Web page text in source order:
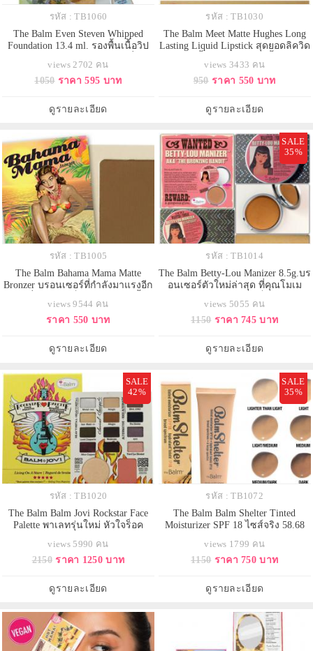
รหัส : TB1060
The Balm Even Steven Whipped
Foundation 13.4 ml. รองพื้นเนื้อวิป
ทำให้คุณตกหลุมรักในสัมผัสที่นุ่มลื่น
รองพื้นเนื้อมูส ให้สัมผัสนุ่ม บางเบา
ร้อนอย่างบ้านเรา ไม่เหนียวเหนอะ
views 2702 คน
1050 ราคา 595 บาท
ดูรายละเอียด
รหัส : TB1030
The Balm Meet Matte Hughes Long
Lasting Liquid Lipstick สุดยอดลิควิด
ทนเพื่อความมั่นใจได้ยาวนานตลอด
ทั้งวัน กันน้ำ ติดทนสุดๆ ทาแล้วรู้สึก
ผสมของเมนทอล มาพร้อมกลิ่นวานิล
views 3433 คน
950 ราคา 550 บาท
ดูรายละเอียด
รหัส : TB1005
The Balm Bahama Mama Matte
Bronzer บรอนเซอร์ที่กำลังมาแรงอีก
แมทโปร่งแสง ยอดนิยม สร้างมิติให้
กับใบหน้าดูเรียว และให้จมูกคุณดู
บกพร่องของรูปทรงบนใบหน้าอย่างดี
เยี่ยม ทำให้การแต่งหน้
views 9544 คน
ราคา 550 บาท
ดูรายละเอียด
SALE
35%
รหัส : TB1014
The Balm Betty-Lou Manizer 8.5g.บร
อนเซอร์ตัวใหม่ล่าสุด ที่คุณโมเม
ได้ สำหรับคนที่ชอบแนวสีแทนยอด
นิยมกับการทำเฉดดิ้งให้หน้าเล็ก
ไม่ต้องศัลยกรรมสีน้ำตาลวิ้งนิดๆ
เพื่อให้ผิวดูสุขภาพดีย
views 5055 คน
1150 ราคา 745 บาท
ดูรายละเอียด
SALE
42%
รหัส : TB1020
The Balm Balm Jovi Rockstar Face
Palette พาเลทรุ่นใหม่ หัวใจร็อค
ไฮไลท์ บรัชออนสีพีช หวานนิด ๆ
เปรี้ยวหน่อย ๆ ความมหัศจรรย์
ชิค Milly และ Vanilla ปรับลุคให้สวย
views 5990 คน
2150 ราคา 1250 บาท
ดูรายละเอียด
SALE
35%
รหัส : TB1072
The Balm Balm Shelter Tinted
Moisturizer SPF 18 ไซส์จริง 58.68
รองพื้น เนื้อบางเบา สำหรับคนที่ไม่
ชอบรองพื้นหนาๆ แต่ต้องการความ
หน้าดูเป็นธรรมชาติ กระจ่างใส ซึ่ง
ตัวนี้จะมีมอยเจอร์ไ
views 1799 คน
1150 ราคา 750 บาท
ดูรายละเอียด